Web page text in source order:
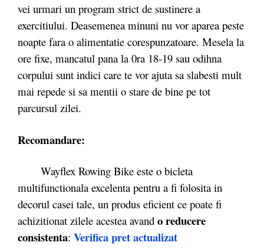
vei urmari un program strict de sustinere a
exercitiului. Deasemenea minuni nu vor aparea peste
noapte fara o alimentatie corespunzatoare. Mesela la
ore fixe, mancatul pana la 0ra 18-19 sau odihna
corpului sunt indici care te vor ajuta sa slabesti mult
mai repede si sa mentii o stare de bine pe tot
parcursul zilei.
Recomandare:
Wayflex Rowing Bike este o bicleta
multifunctionala excelenta pentru a fi folosita in
decorul casei tale, un produs eficient ce poate fi
achizitionat zilele acestea avand o reducere
consistenta: Verifica pret actualizat